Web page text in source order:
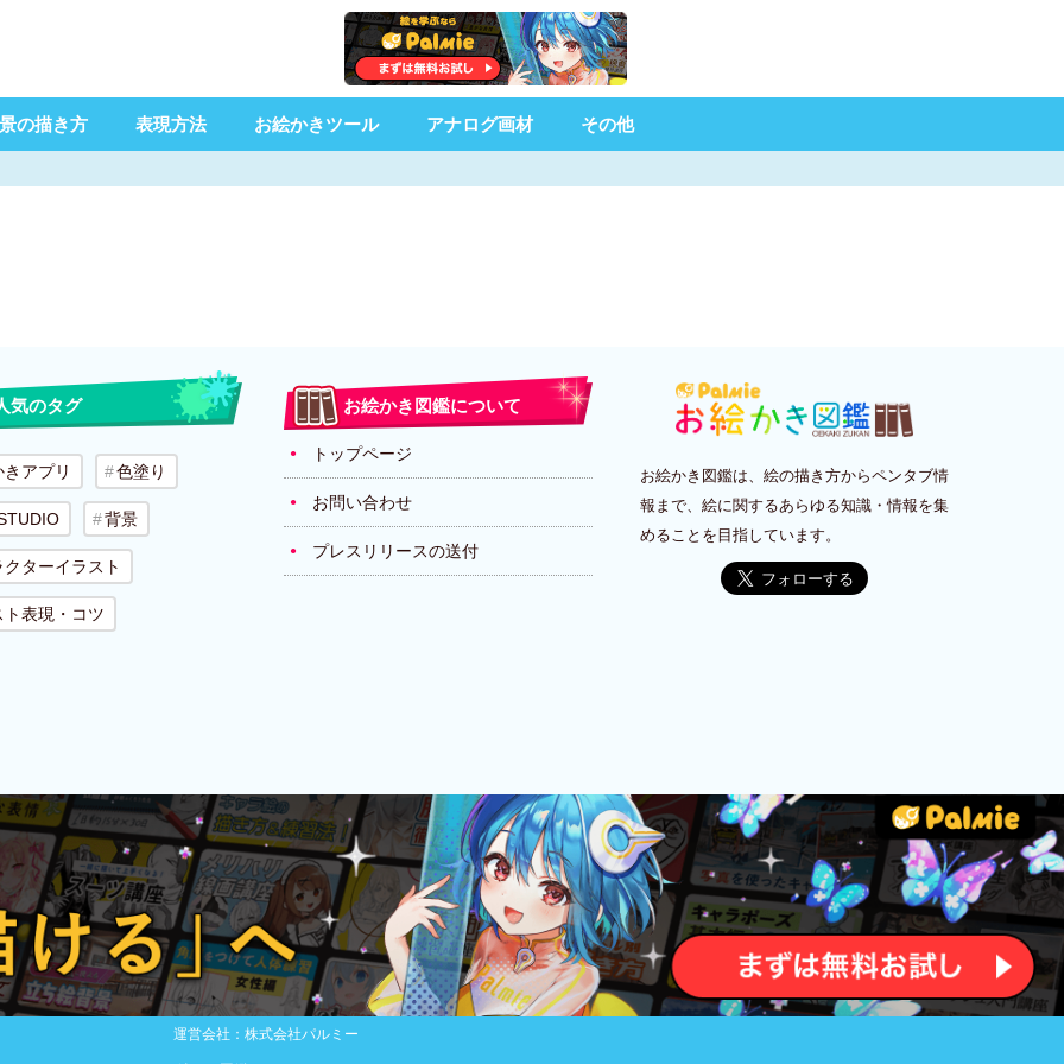
の描き方 表現方法 お絵かきツール アナログ画材 その他
気のタグ
アプリ 色塗り
背景
ターイラスト
ト表現・コツ
お絵かき図鑑について
トップページ
お問い合わせ
プレスリリースの送付
お絵かき図鑑は、絵の描き方からペンタブ情
報まで、絵に関するあらゆる知識・情報を集
めることを目指しています。
運営会社：株式会社パルミー